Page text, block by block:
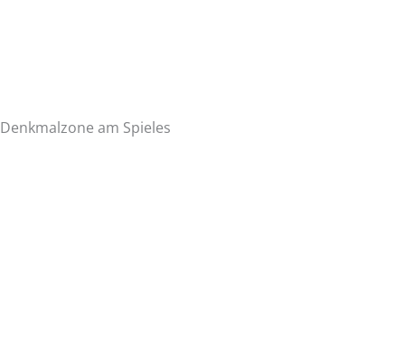
Denkmalzone am Spieles